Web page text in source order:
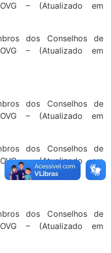
– (Atualizado em
dos Conselhos de
– (Atualizado em
dos Conselhos de
– (Atualizado em
dos Conselhos de
– (Atualizado em
dos Conselhos de
– (Atualizado em